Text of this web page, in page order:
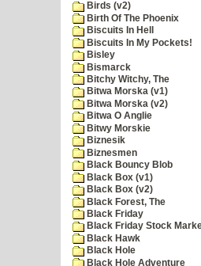
Birds (v2)
Birth Of The Phoenix
Biscuits In Hell
Biscuits In My Pockets!
Bisley
Bismarck
Bitchy Witchy, The
Bitwa Morska (v1)
Bitwa Morska (v2)
Bitwa O Anglie
Bitwy Morskie
Biznesik
Biznesmen
Black Bouncy Blob
Black Box (v1)
Black Box (v2)
Black Forest, The
Black Friday
Black Friday Stock
Black Hawk
Black Hole
Black Hole Adventure